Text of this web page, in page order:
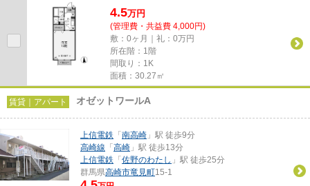
4.5万円
(管理費・共益費 4,000円)
敷：0ヶ月｜礼：0万円
所在階：1階
間取り：1K
面積：30.27㎡
賃貸｜アパート オゼットワールA
上信電鉄 「 南高崎 」駅 徒歩9分
高崎線 「 高崎 」駅 徒歩13分
上信電鉄 「 佐野のわたし 」駅 徒歩25分
群馬県高崎市竜見町15-1